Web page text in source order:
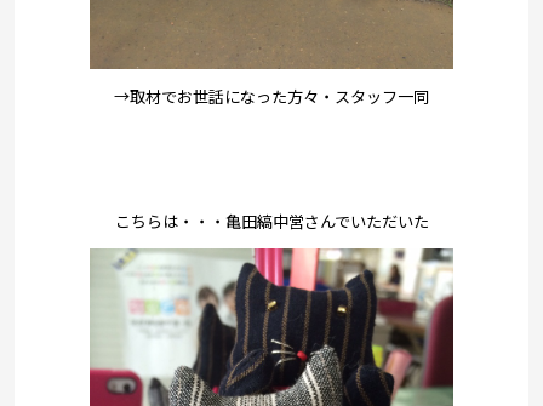
→取材でお世話になった方々・スタッフ一同
こちらは・・・亀田縞中営さんでいただいた